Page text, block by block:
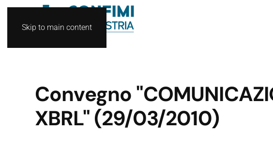
Skip to main content
Convegno
XBRL" (29/03/2010)